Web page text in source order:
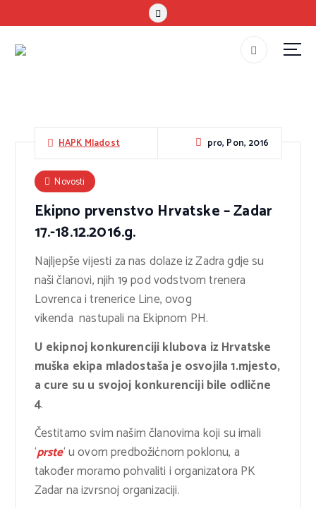
k
HAPK Mladost pro, Pon, 2016
Novosti
Ekipno prvenstvo Hrvatske – Zadar
17.-18.12.2016.g.
Najljepše vijesti za nas dolaze iz Zadra gdje su
naši članovi, njih 19 pod vodstvom trenera
Lovrenca i trenerice Line, ovog
vikenda nastupali na Ekipnom PH.
U ekipnoj konkurenciji klubova iz Hrvatske
muška ekipa mladostaša je osvojila 1.mjesto,
a cure su u svojoj konkurenciji bile odlične
4.
Čestitamo svim našim članovima koji su imali
‘prste‘ u ovom predbožićnom poklonu, a
također moramo pohvaliti i organizatora PK
Zadar na izvrsnoj organizaciji.